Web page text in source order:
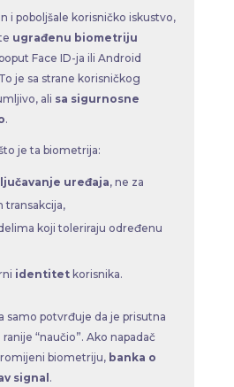
i poboljšale korisničko iskustvo,
ugrađenu biometriju
Face ID-ja ili Android
je sa strane korisničkog
ali sa sigurnosne
.
je ta biometrija:
uređaja, ne za
transakcija,
koji toleriraju određenu
identitet korisnika.
samo potvrđuje da je prisutna
“naučio”. Ako napadač
biometriju, banka o
signal .